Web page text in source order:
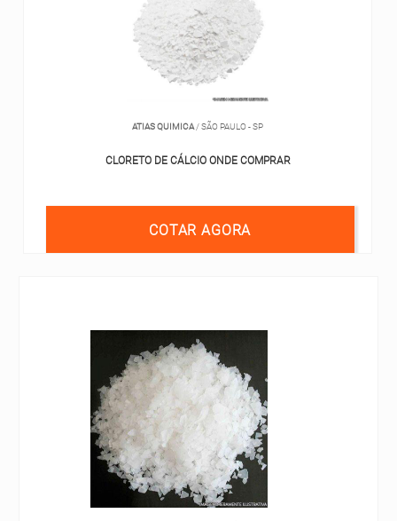
ATIAS QUIMICA / SÃO PAULO - SP
CLORETO DE CÁLCIO ONDE COMPRAR
COTAR AGORA